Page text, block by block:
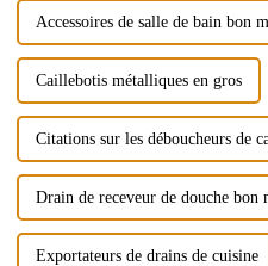
Accessoires de salle de bain bon
Caillebotis métalliques en gros
Citations sur les déboucheurs de
Drain de receveur de douche bon
Exportateurs de drains de cuisine